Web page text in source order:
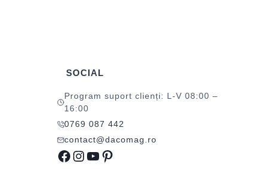
SOCIAL
Program suport clienți: L-V 08:00 –
16:00
0769 087 442
contact@dacomag.ro
Facebook
Instagram
YouTube
Pinterest